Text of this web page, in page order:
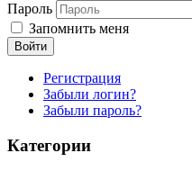
Пароль
Запомнить меня
Войти
Регистрация
Забыли логин?
Забыли пароль?
Категории